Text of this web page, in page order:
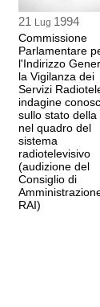
21 Lug 1994
Commissione
Parlamentare
l'Indirizzo
la Vigilanza dei
Servizi
indagine
sullo stato della
nel quadro del
sistema
radiotelevisivo
(audizione del
Consiglio di
RAI)